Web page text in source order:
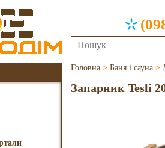
Головна > Баня і сауна >
Запарник Tesli